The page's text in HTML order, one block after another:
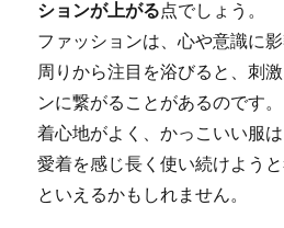
ションが上がる点でしょう。
ファッションは、心や意識に影
周りから注目を浴びると、刺
ンに繋がることがあるのです。
着心地がよく、かっこいい服は
愛着を感じ長く使い続けよう
といえるかもしれません。